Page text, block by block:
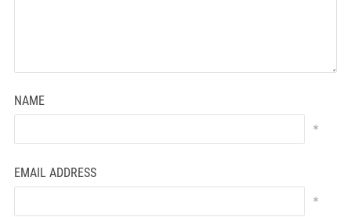
NAME
*
EMAIL ADDRESS
*